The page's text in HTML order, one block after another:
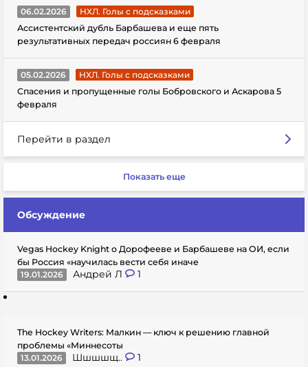
06.02.2026
НХЛ. Голы с подсказками
Ассистентский дубль Барбашева и еще пять
результативных передач россиян 6 февраля
05.02.2026
НХЛ. Голы с подсказками
Спасения и пропущенные голы Бобровского и Аскарова 5
февраля
Перейти в раздел
Показать еще
Обсуждение
Vegas Hockey Knight о Дорофееве и Барбашеве на ОИ, если
бы Россия «научилась вести себя иначе
19.01.2026
Андрей Л 1
The Hockey Writers: Малкин — ключ к решению главной
проблемы «Миннесоты
13.01.2026
Шшшшщ.. 1